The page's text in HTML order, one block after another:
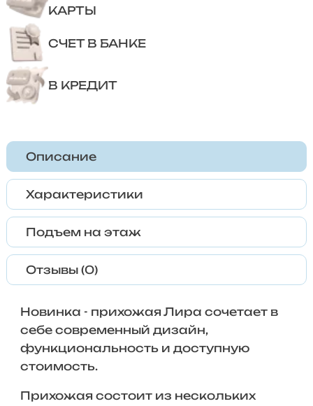
КАРТЫ
СЧЕТ В БАНКЕ
В КРЕДИТ
Описание
Характеристики
Подъем на этаж
Отзывы (0)
Новинка - прихожая Лира сочетает в
себе современный дизайн,
функциональность и доступную
стоимость.
Прихожая состоит из нескольких